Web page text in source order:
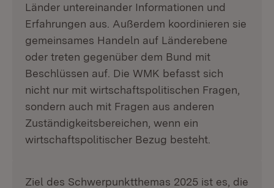
Länder untereinander Informationen und
Erfahrungen aus. Außerdem koordinieren sie
gemeinsames Handeln auf Länderebene
oder treten gegenüber dem Bund mit
Beschlüssen auf. Die WMK befasst sich
nicht nur mit wirtschaftspolitischen Fragen,
sondern auch mit Fragen aus anderen
Zuständigkeitsbereichen, wenn ein
wirtschaftspolitischer Bezug besteht.
Ziel des Schwerpunktthemas 2025 ist es, die